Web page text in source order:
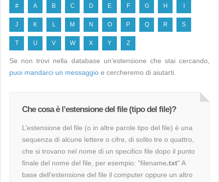
# A B C D E F G H
J K L M N O P Q R S
T U V W X Y Z
Se non trovi nella database un’estensione che stai cercando,
puoi mandarci un messaggio e cercheremo di aiutarti.
Che cosa è l’estensione del file (tipo del file)?
L’estensione del file (o in altre parole tipo del file) è una
sequenza di alcune lettere o cifre, di solito tre o quattro,
che si trovano nel nome di un specifico file dopo il punto
finale del nome del file, per esempio: "filename.txt" A
base dell’estensione del file il computer oppure un altro